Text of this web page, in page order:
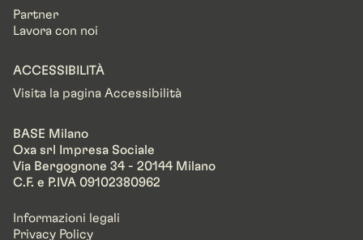
Partner
Lavora con noi
ACCESSIBILITÀ
Visita la pagina Accessibilità
BASE Milano
Oxa srl Impresa Sociale
Via Bergognone 34 - 20144 Milano
C.F. e P.IVA 09102380962
Informazioni legali
Privacy Policy